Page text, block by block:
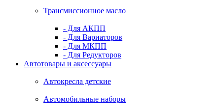
Трансмиссионное масло
- Для АКПП
- Для Вариаторов
- Для МКПП
- Для Редукторов
Автотовары и аксессуары
Автокресла детские
Автомобильные наборы